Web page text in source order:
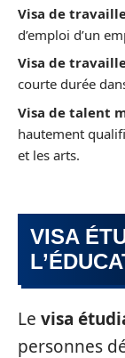
Visa de
d’emploi d’un
Visa de
courte durée
Visa de talent
hautement
et les arts.
VISA
Le visa
personnes